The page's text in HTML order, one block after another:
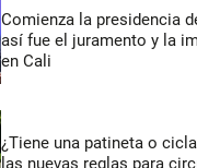
Comienza la presidencia
así fue el juramento y la
en Cali
¿Tiene una patineta o
las nuevas reglas para